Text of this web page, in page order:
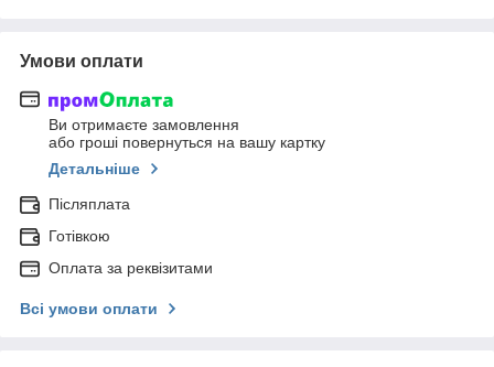
Умови оплати
Ви отримаєте замовлення
або гроші повернуться на вашу картку
Детальніше
Післяплата
Готівкою
Оплата за реквізитами
Всі умови оплати